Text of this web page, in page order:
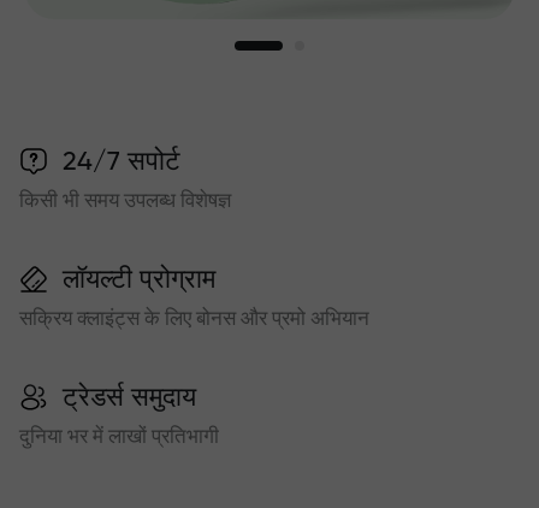
24/7 सपोर्ट
किसी भी समय उपलब्ध विशेषज्ञ
लॉयल्टी प्रोग्राम
सक्रिय क्लाइंट्स के लिए बोनस और प्रमो अभियान
ट्रेडर्स समुदाय
दुनिया भर में लाखों प्रतिभागी